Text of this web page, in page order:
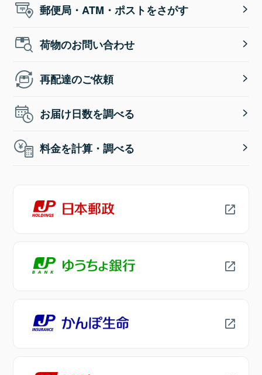
郵便局・ATM・ポストをさがす
荷物のお問い合わせ
再配達のご依頼
お届け日数を調べる
料金を計算・調べる